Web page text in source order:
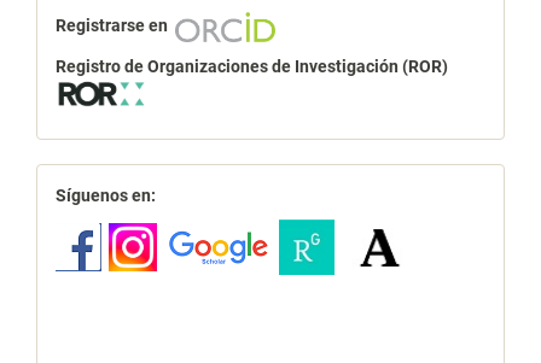
Registrarse en
Registro de Organizaciones de Investigación (ROR)
redes
Síguenos en: